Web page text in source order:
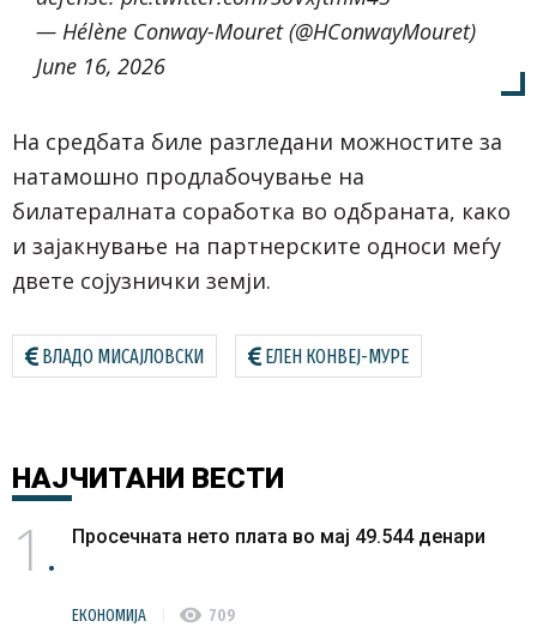
— Hélène Conway-Mouret (@HConwayMouret)
June 16, 2026
На средбата биле разгледани можностите за
натамошно продлабочување на
билатералната соработка во одбраната, како
и зајакнување на партнерските односи меѓу
двете сојузнички земји.
ВЛАДО МИСАЈЛОВСКИ ЕЛЕН КОНВЕЈ-МУРЕ
НАЈЧИТАНИ ВЕСТИ
1 Просечната нето плата во мај 49.544 денари
ЕКОНОМИЈА visibility 709